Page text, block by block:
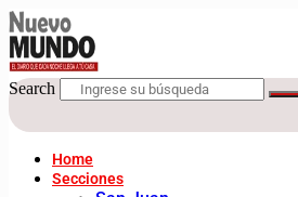
Search
Home
Secciones